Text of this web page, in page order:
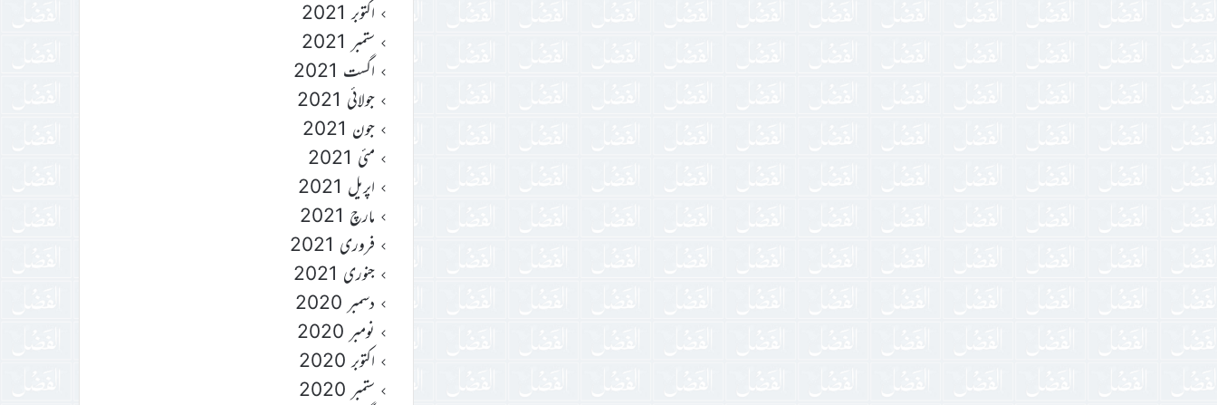
اکتوبر 2021
ستمبر 2021
اگست 2021
جولائی 2021
جون 2021
مئی 2021
اپریل 2021
مارچ 2021
فروری 2021
جنوری 2021
دسمبر 2020
نومبر 2020
اکتوبر 2020
ستمبر 2020